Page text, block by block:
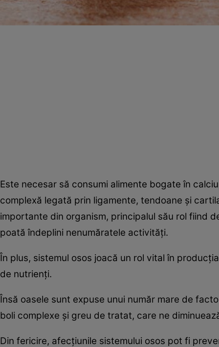
Este necesar să consumi alimente bogate în
complexă legată prin ligamente, tendoane şi
importante din organism, principalul său rol fiind
poată îndeplini nenumăratele activităţi.
În plus, sistemul osos joacă un rol vital în
de nutrienţi.
Însă oasele sunt expuse unui număr mare de
boli complexe şi greu de tratat, care ne
Din fericire, afecţiunile sistemului osos pot fi